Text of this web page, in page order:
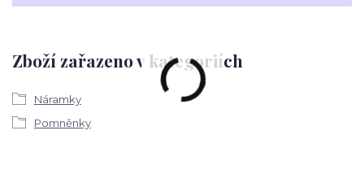
Zboží zařazeno v kategoriích
Náramky
Pomněnky